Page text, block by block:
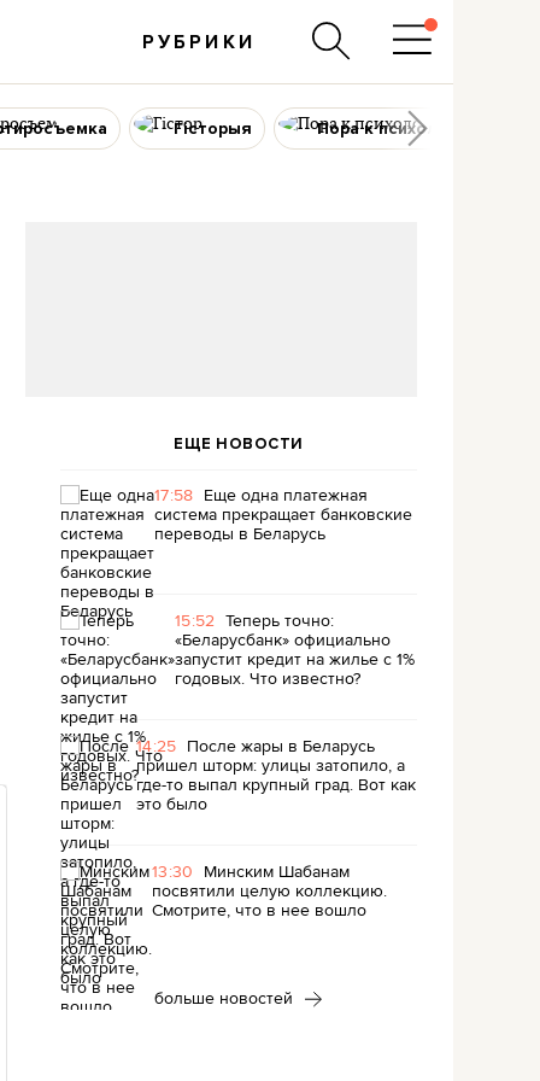
РУБРИКИ
Гісторыя Пора к психологу
ЕЩЕ НОВОСТИ
17:58 Еще одна платежная
система прекращает банковские
переводы в Беларусь
15:52 Теперь точно:
«Беларусбанк» официально
запустит кредит на жилье с 1%
годовых. Что известно?
14:25 После жары в Беларусь
пришел шторм: улицы затопило, а
где-то выпал крупный град. Вот как
это было
13:30 Минским Шабанам
посвятили целую коллекцию.
Смотрите, что в нее вошло
больше новостей